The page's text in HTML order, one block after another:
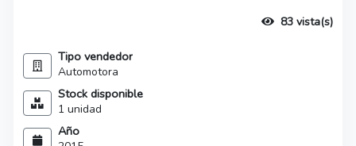
83 vista(s)
Tipo vendedor
Automotora
Stock disponible
1 unidad
Año